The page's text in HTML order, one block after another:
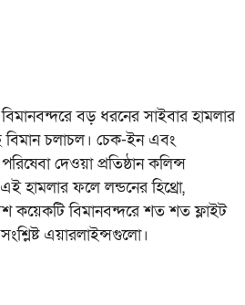
বড় ধরনের সাইবার হামলার
বিমান চলাচল। চেক-ইন এবং
দেওয়া প্রতিষ্ঠান কলিন্স
হামলার ফলে লন্ডনের হিথ্রো,
কয়েকটি বিমানবন্দরে শত শত ফ্লাইট
এয়ারলাইন্সগুলো।